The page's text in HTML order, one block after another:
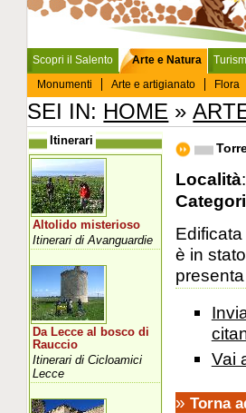
Scopri il Salento
Arte e Natura
Monumenti
Arte e artigianato Flora
SEI IN: HOME »
Località:
è in
Vai
» Torna
Itinerari
Altolido misterioso
Itinerari di Avanguardie
Da Lecce al bosco di
Rauccio
Itinerari di Cicloamici
Lecce